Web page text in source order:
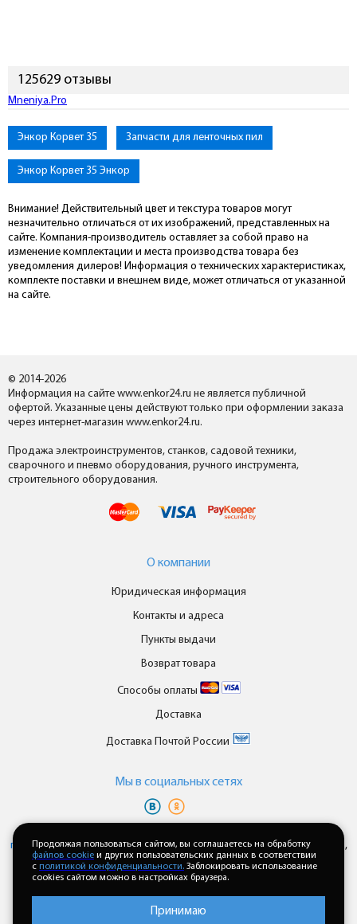
125629 отзывы
Mneniya.Pro
Энкор Корвет 35 Запчасти для ленточных пил
Энкор Корвет 35 Энкор
Внимание! Действительный цвет и текстура товаров могут
незначительно отличаться от их изображений, представленных на
сайте. Компания-производитель оставляет за собой право на
изменение комплектации и места производства товара без
уведомления дилеров! Информация о технических характеристиках,
комплекте поставки и внешнем виде, может отличаться от указанной
на сайте.
© 2014-2026
Информация на сайте www.enkor24.ru не является публичной
офертой. Указанные цены действуют только при оформлении заказа
через интернет-магазин www.enkor24.ru.
Продажа электроинструментов, станков, садовой техники,
сварочного и пневмо оборудования, ручного инструмента,
строительного оборудования.
О компании
Юридическая информация
Контакты и адреса
Пункты выдачи
Возврат товара
Способы оплаты
Доставка
Доставка Почтой России
Мы в cоциальных сетях
персональных данныхипользовательского соглашениякаждый раз,
когда оставляете свои данные в любой форме обратной связи на
сайте enkor24.ru
Продолжая пользоваться сайтом, вы соглашаетесь на обработку
файлов cookie и других пользовательских данных в соответствии
с политикой конфиденциальности. Заблокировать использование
cookies сайтом можно в настройках браузера.
Принимаю